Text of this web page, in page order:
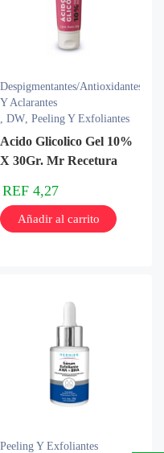
Despigmentantes/Antioxidantes
Y Aclarantes
, DW, Peeling Y Exfoliantes
Acido Glicolico Gel 10%
X 30Gr. Mr Recetura
REF 4,27
Añadir al carrito
Peeling Y Exfoliantes